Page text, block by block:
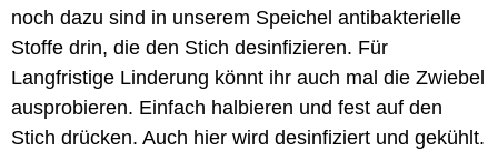
noch dazu sind in unserem Speichel antibakterielle
Stoffe drin, die den Stich desinfizieren. Für
Langfristige Linderung könnt ihr auch mal die Zwiebel
ausprobieren. Einfach halbieren und fest auf den
Stich drücken. Auch hier wird desinfiziert und gekühlt.